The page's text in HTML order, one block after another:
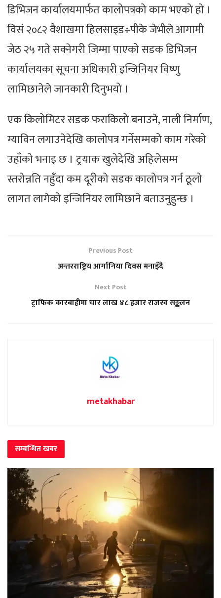
डिभिजन कार्यालयमार्फत कालोपत्रको काम भएको हो ।
विसं २०८२ वैशाखमा हिलसाइड÷पीके जेभीले आगामी
जेठ २५ गते सक्नेगरी जिम्मा पाएको सडक डिभिजन
कार्यालयका सूचना अधिकारी इन्जिनियर विष्णु
लामिछानेले जानकारी दिनुभयो ।
एक किलोमिटर सडक फराकिलो बनाउने, नाली निर्माण,
ग्याविन लगाउनेदेखि कालोपत्र गर्नेसम्मको काम गरेको
उहाँको भनाइ छ । ट्रयाक खुलेदेखि अहिलेसम्म
स्तरोन्नति नहुँदा कम दूरीको सडक कालोपत्र गर्न ठूलो
लागत लागेको इन्जिनियर लामिछाने बताउनुहुन्छ ।
Previous Post
अन्तरराष्ट्रिय आर्गानिया दिवस मनाइँदै
Next Post
ट्राफिक कारबाहीमा चार लाख ४८ हजार राजस्व सङ्कलन
metakhabar
सम्बन्धितखबर